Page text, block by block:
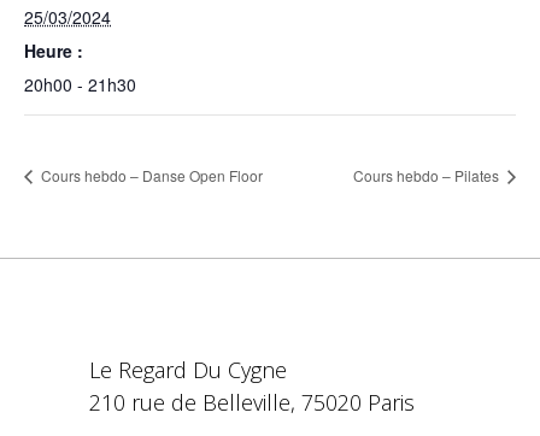
25/03/2024
Heure :
20h00 - 21h30
Cours hebdo – Danse Open Floor Cours hebdo – Pilates
Le Regard Du Cygne
210 rue de Belleville, 75020 Paris